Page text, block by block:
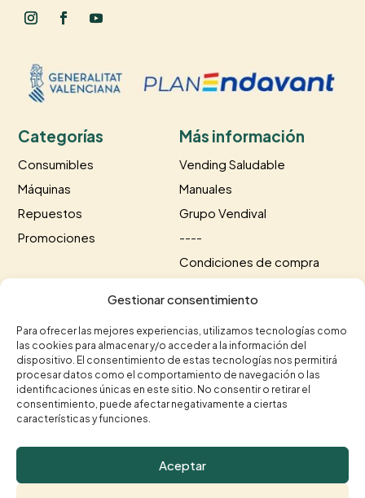
Gestionar consentimiento
Para ofrecer las mejores experiencias, utilizamos tecnologías como
las cookies para almacenar y/o acceder a la información del
dispositivo. El consentimiento de estas tecnologías nos permitirá
procesar datos como el comportamiento de navegación o las
identificaciones únicas en este sitio. No consentir o retirar el
consentimiento, puede afectar negativamente a ciertas
características y funciones.
Aceptar
Categorías
Consumibles
Máquinas
Repuestos
Promociones
Más información
Vending Saludable
Manuales
Grupo Vendival
----
Condiciones de compra
Contacto
 +34 963 75 20 40  +34 615 35 50 96
 contacto@vendival.com
Valencia